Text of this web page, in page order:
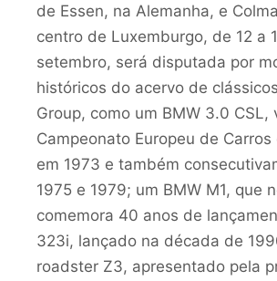
de Essen, na Alemanha, e
centro de Luxemburgo, de 12 a
setembro, será disputada por
históricos do acervo de
Group, como um BMW 3.0 CSL,
Campeonato Europeu de
em 1973 e também
1975 e 1979; um BMW M1, que
comemora 40 anos de
323i, lançado na década de
roadster Z3, apresentado pela